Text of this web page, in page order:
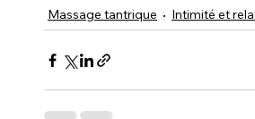
Massage tantrique
Intimité et